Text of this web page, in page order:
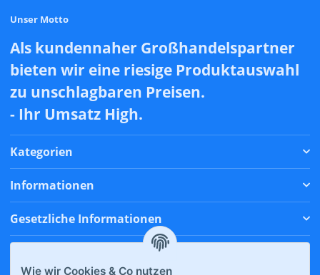
Unser Motto
Als kundennaher Großhandelspartner
bieten wir eine riesige Produktauswahl
zu unschlagbaren Preisen.
- Ihr Umsatz High.
Kategorien
Informationen
Gesetzliche Informationen
Wie wir Cookies & Co nutzen